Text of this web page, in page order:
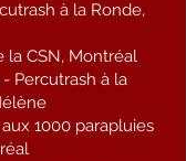
à la Ronde,
la CSN, Montréal
Percutrash à la
1000 parapluies